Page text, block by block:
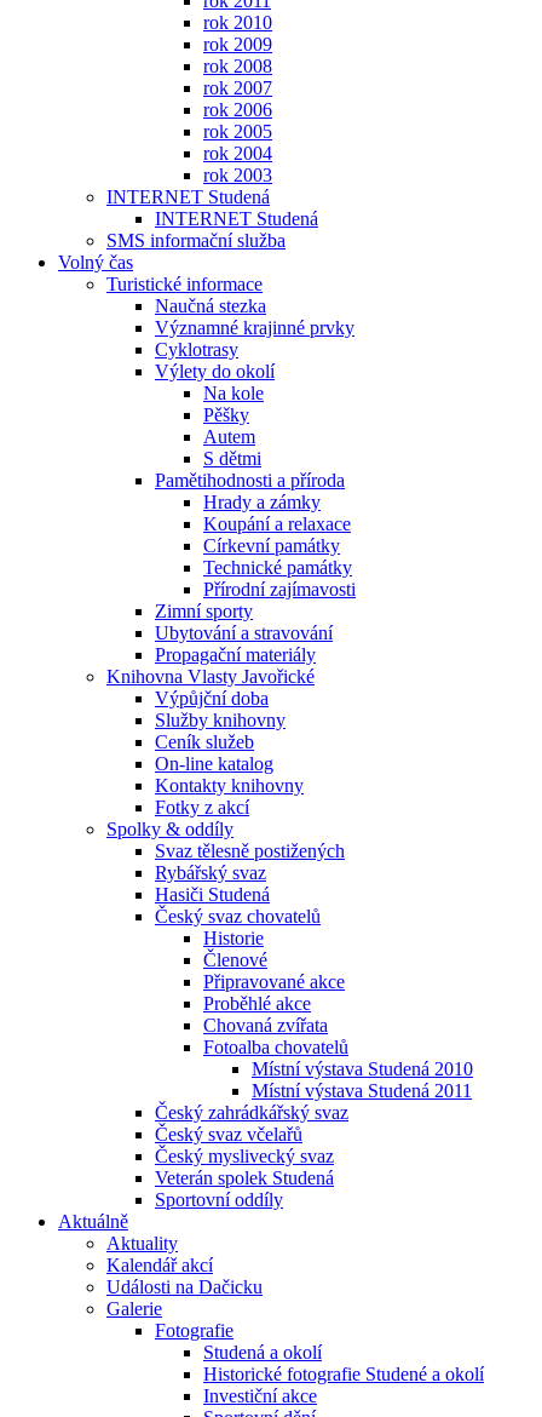
rok 2010
rok 2009
rok 2008
rok 2007
rok 2006
rok 2005
rok 2004
rok 2003
INTERNET Studená
INTERNET Studená
SMS informační služba
Volný čas
Turistické informace
Naučná stezka
Významné krajinné prvky
Cyklotrasy
Výlety do okolí
Na kole
Pěšky
Autem
S dětmi
Pamětihodnosti a příroda
Hrady a zámky
Koupání a relaxace
Církevní památky
Technické památky
Přírodní zajímavosti
Zimní sporty
Ubytování a stravování
Propagační materiály
Knihovna Vlasty Javořické
Výpůjční doba
Služby knihovny
Ceník služeb
On-line katalog
Kontakty knihovny
Fotky z akcí
Spolky & oddíly
Svaz tělesně postižených
Rybářský svaz
Hasiči Studená
Český svaz chovatelů
Historie
Členové
Připravované akce
Proběhlé akce
Chovaná zvířata
Fotoalba chovatelů
Místní výstava Studená 2010
Místní výstava Studená 2011
Český zahrádkářský svaz
Český svaz včelařů
Český myslivecký svaz
Veterán spolek Studená
Sportovní oddíly
Aktuálně
Aktuality
Kalendář akcí
Události na Dačicku
Galerie
Fotografie
Studená a okolí
Historické fotografie Studené a okolí
Investiční akce